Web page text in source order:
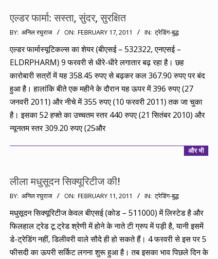
एल्डर फार्मा: सस्ता, सुंदर, सुरक्षित
2011-
17
BY: अनिल रघुराज ON: FEBRUARY 17, 2011 IN: ट्रेडिंग-बुद्ध
एल्डर फार्मास्यूटिकल्स का शेयर (बीएसई – 532322, एनएसई –
ELDRPHARM) 9 फरवरी से धीरे-धीरे लगातार बढ़ रहा है। छह
कारोबारी सत्रों में यह 358.45 रुपए से बढ़कर कल 367.90 रुपए पर बंद
हुआ है। हालांकि बीते एक महीने के दौरान यह ऊपर में 396 रुपए (27
जनवरी 2011) और नीचे में 355 रुपए (10 फरवरी 2011) तक जा चुका
है। इसका 52 हफ्ते का उच्चतम स्तर 440 रुपए (21 सितंबर 2010) और
न्यूनतम स्तर 309.20 रुपए (25और
और भी
लीला मधुसूदन सिक्यूरिटीज की!
2011-
11
BY: अनिल रघुराज ON: FEBRUARY 11, 2011 IN: ट्रेडिंग-बुद्ध
मधुसूदन सिक्यूरिटीज केवल बीएसई (कोड – 511000) में लिस्टेड है और
फिलहाल ट्रेड टू ट्रेड श्रेणी में होने के नाते टी ग्रुप में पड़ी है, यानी इसमें
डे-ट्रेडिंग नहीं, डिलीवरी वाले सौदे ही हो सकते हैं। 4 फरवरी से इस पर 5
फीसदी का ऊपरी सर्किट लगना शुरू हुआ है। तब इसका भाव पिछले दिन के